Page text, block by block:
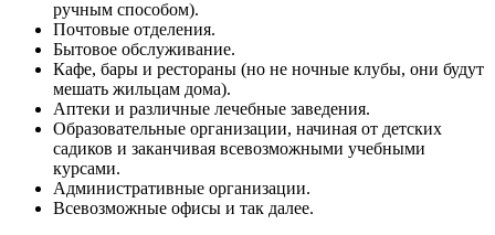
ручным способом).
Почтовые отделения.
Бытовое обслуживание.
Кафе, бары и рестораны (но не ночные клубы, они будут
мешать жильцам дома).
Аптеки и различные лечебные заведения.
Образовательные организации, начиная от детских
садиков и заканчивая всевозможными учебными
курсами.
Административные организации.
Всевозможные офисы и так далее.